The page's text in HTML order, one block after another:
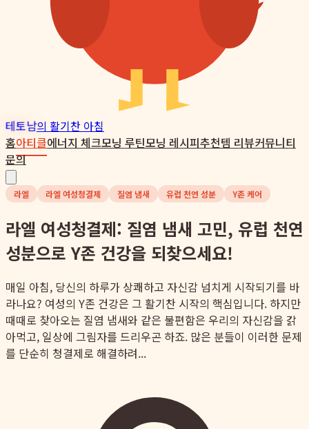
테토남의 활기찬 아침
홈아티클에너지 체크모닝 루틴모닝 레시피추천템 리뷰커뮤니티
문의
라엘 라엘 여성청결제 질염 냄새 유럽 천연 성분 Y존 케어
라엘 여성청결제: 질염 냄새 고민, 유럽 천연
성분으로 Y존 건강을 되찾으세요!
매일 아침, 당신의 하루가 상쾌하고 자신감 넘치게 시작되기를 바
라나요? 여성의 Y존 건강은 그 활기찬 시작의 핵심입니다. 하지만
때때로 찾아오는 질염 냄새와 같은 불편함은 우리의 자신감을 갉
아먹고, 일상에 그림자를 드리우곤 하죠. 많은 분들이 이러한 문제
를 단순히 청결제로 해결하려...